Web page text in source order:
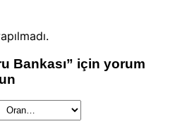
Bankası” için yorum